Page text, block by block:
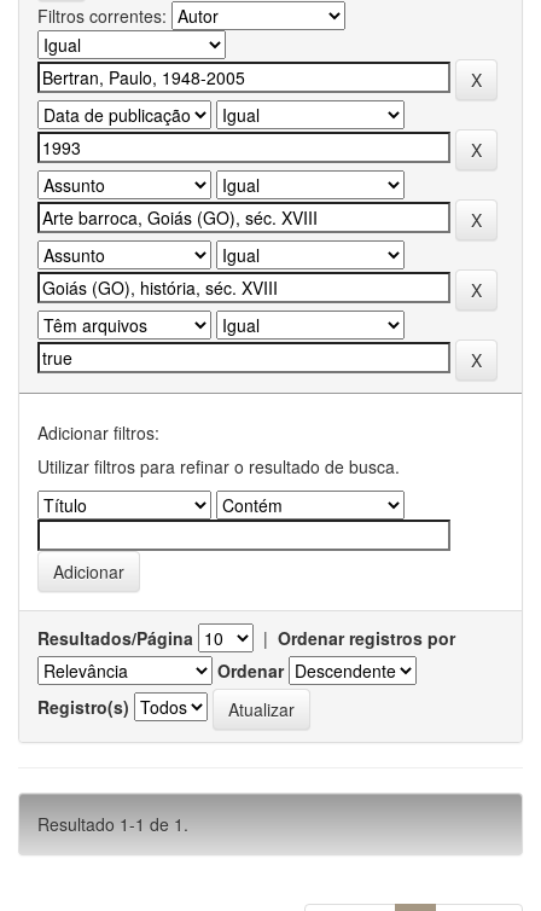
Filtros correntes:
Adicionar filtros:
Utilizar filtros para refinar o resultado de busca.
Resultados/Página | Ordenar registros por
Ordenar
Registro(s)
Resultado 1-1 de 1.